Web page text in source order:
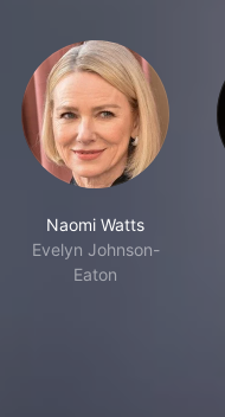
Naomi Watts
Evelyn Johnson-
Eaton